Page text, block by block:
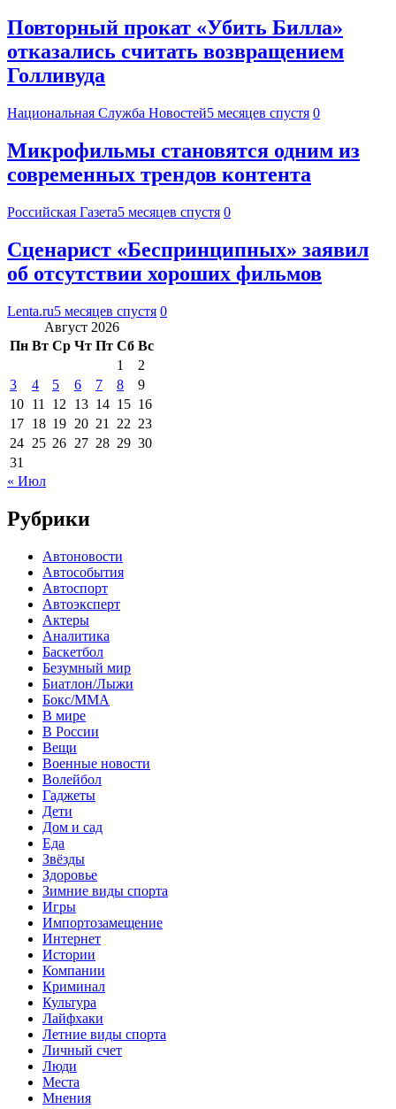
Повторный прокат «Убить Билла»
отказались считать возвращением
Голливуда
Национальная Служба Новостей5 месяцев спустя 0
Микрофильмы становятся одним из
современных трендов контента
Российская Газета5 месяцев спустя 0
Сценарист «Беспринципных» заявил
об отсутствии хороших фильмов
Lenta.ru5 месяцев спустя 0
Август 2026
Пн Вт Ср Чт Пт Сб Вс
1
2
3
4 5 6 7 8
9
10 11 12 13 14 15 16
17 18 19 20 21 22 23
24 25 26 27 28 29 30
31
« Июл
Рубрики
Автоновости
Автособытия
Автоспорт
Автоэксперт
Актеры
Аналитика
Баскетбол
Безумный мир
Биатлон/Лыжи
Бокс/MMA
В мире
В России
Вещи
Военные новости
Волейбол
Гаджеты
Дети
Дом и сад
Еда
Звёзды
Здоровье
Зимние виды спорта
Игры
Импортозамещение
Интернет
Истории
Компании
Криминал
Культура
Лайфхаки
Летние виды спорта
Личный счет
Люди
Места
Мнения